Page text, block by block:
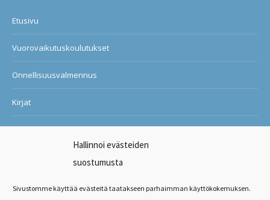
Hallinnoi evästeiden
suostumusta
Sivustomme käyttää evästeitä taatakseen parhaimman käyttökokemuksen.
Etusivu
Vuorovaikutuskoulutukset
Onnellisuusvalmennus
Kirjat
Blogi
Suosituksia asiakkailtani